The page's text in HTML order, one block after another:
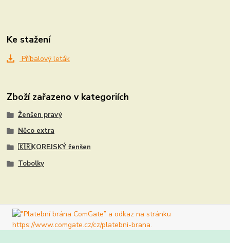
Ke stažení
Příbalový leták
Zboží zařazeno v kategoriích
Ženšen pravý
Něco extra
🇰🇷KOREJSKÝ ženšen
Tobolky